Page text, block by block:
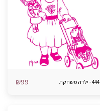
444 - ילדה משחקת ₪99